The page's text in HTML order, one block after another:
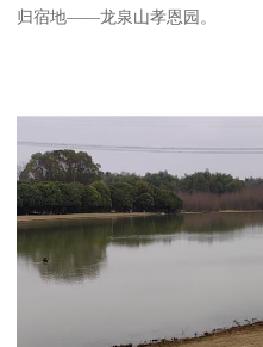
归宿地——龙泉山孝恩园。